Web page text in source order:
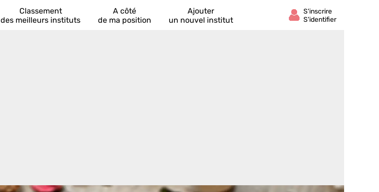
Classement
des meilleurs instituts
A côté
de ma position
Ajouter
un nouvel institut